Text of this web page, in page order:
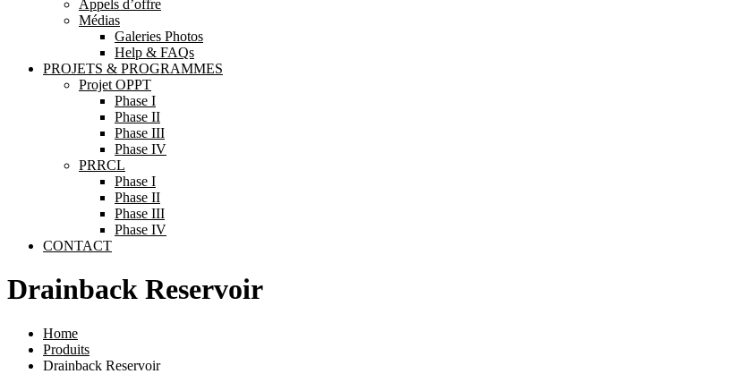
Appels d’offre
Médias
Galeries Photos
Help & FAQs
PROJETS & PROGRAMMES
Projet OPPT
Phase I
Phase II
Phase III
Phase IV
PRRCL
Phase I
Phase II
Phase III
Phase IV
CONTACT
Drainback Reservoir
Home
Produits
Drainback Reservoir